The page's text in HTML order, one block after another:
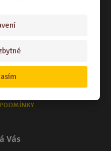
RÁDCE
ZBOŽÍ
Vás